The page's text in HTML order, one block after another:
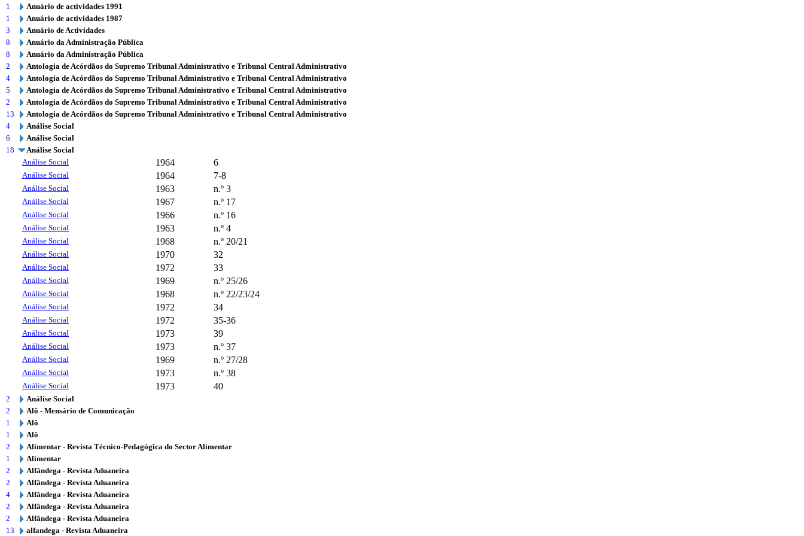
1
Anuário de actividades 1991
1
Anuário de actividades 1987
3
Anuário de Actividades
8
Anuário da Administração Pública
8
Anuário da Administração Pública
2
Antologia de Acórdãos do Supremo Tribunal Administrativo e Tribunal Central Administrativo
4
Antologia de Acórdãos do Supremo Tribunal Administrativo e Tribunal Central Administrativo
5
Antologia de Acórdãos do Supremo Tribunal Administrativo e Tribunal Central Administrativo
2
Antologia de Acórdãos do Supremo Tribunal Administrativo e Tribunal Central Administrativo
13
Antologia de Acórdãos do Supremo Tribunal Administrativo e Tribunal Central Administrativo
4
Análise Social
6
Análise Social
18
Análise Social
Análise Social
1964 6
Análise Social 1964 7-8
Análise Social 1963 n.º 3
Análise Social 1967 n.º 17
Análise Social 1966 n.º 16
Análise Social 1963 n.º 4
Análise Social 1968 n.º 20/21
Análise Social 1970 32
Análise Social 1972 33
Análise Social 1969 n.º 25/26
Análise Social 1968 n.º 22/23/24
Análise Social 1972 34
Análise Social 1972 35-36
Análise Social 1973 39
Análise Social 1973 n.º 37
Análise Social 1969 n.º 27/28
Análise Social 1973 n.º 38
Análise Social 1973 40
2
Análise Social
2
Alô - Mensário de Comunicação
1
Alô
1
Alô
2
Alimentar - Revista Técnico-Pedagógica do Sector Alimentar
1
Alimentar
2
Alfândega - Revista Aduaneira
2
Alfândega - Revista Aduaneira
4
Alfândega - Revista Aduaneira
2
Alfândega - Revista Aduaneira
2
Alfândega - Revista Aduaneira
13
alfandega - Revista Aduaneira